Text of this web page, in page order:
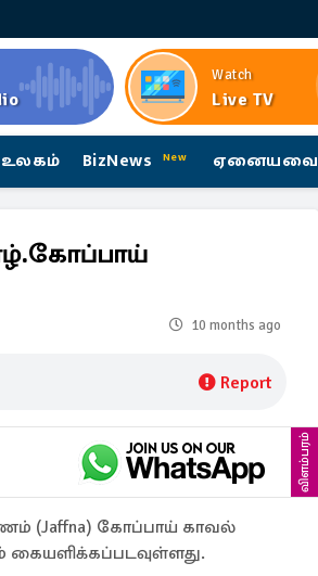
Watch
Live TV
உலகம் BizNews New ஏனையவை
10 months ago
Report
விளம்பரம்
(Jaffna) கோப்பாய் காவல்